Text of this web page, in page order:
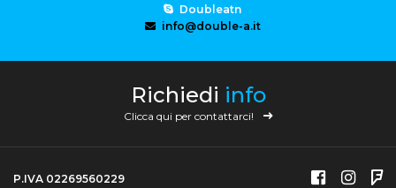
Doubleatn
info@double-a.it
Richiedi info
Clicca qui per contattarci!
P.IVA 02269560229